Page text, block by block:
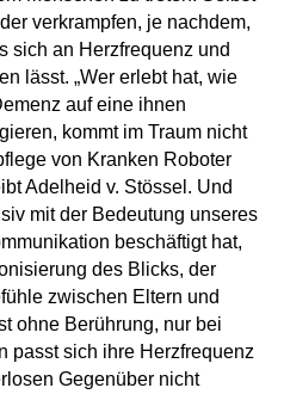
verkrampfen, je nachdem,
sich an Herzfrequenz und
lässt. „Wer erlebt hat, wie
auf eine ihnen
kommt im Traum nicht
von Kranken Roboter
Adelheid v. Stössel. Und
mit der Bedeutung unseres
beschäftigt hat,
des Blicks, der
zwischen Eltern und
ohne Berührung, nur bei
passt sich ihre Herzfrequenz
Gegenüber nicht